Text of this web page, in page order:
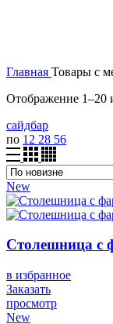
Главная Товары с
Отображение 1–20
сайдбар
по 12 28 56
New
Столешница с
в избранное
Заказать
просмотр
New